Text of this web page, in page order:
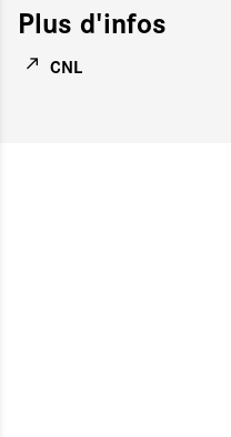
Plus d'infos
CNL